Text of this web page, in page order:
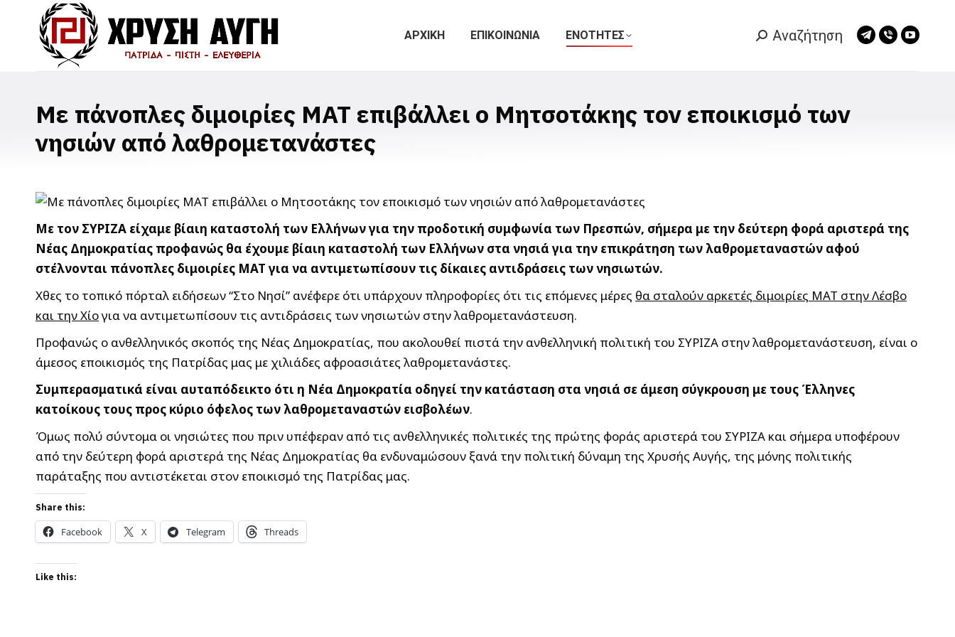
ΑΡΧΙΚΗ ΕΠΙΚΟΙΝΩΝΙΑ ΕΝΟΤΗΤΕΣ Search:
Αναζήτηση
Telegram
Viber
Με πάνοπλες διμοιρίες ΜΑΤ επιβάλλει ο Μητσοτάκης τον εποικισμό των
νησιών από λαθρομετανάστες
Με τον ΣΥΡΙΖΑ είχαμε βίαιη καταστολή των Ελλήνων για την προδοτική συμφωνία των Πρεσπών, σήμερα με την δεύτερη φορά αριστερά της
Νέας Δημοκρατίας προφανώς θα έχουμε βίαιη καταστολή των Ελλήνων στα νησιά για την επικράτηση των λαθρομεταναστών αφού
στέλνονται πάνοπλες διμοιρίες ΜΑΤ για να αντιμετωπίσουν τις δίκαιες αντιδράσεις των νησιωτών.
Χθες το τοπικό πόρταλ ειδήσεων “Στο Νησί” ανέφερε ότι υπάρχουν πληροφορίες ότι τις επόμενες μέρες θα σταλούν αρκετές διμοιρίες ΜΑΤ στην Λέσβο
και την Χίογια να αντιμετωπίσουν τις αντιδράσεις των νησιωτών στην λαθρομετανάστευση.
Προφανώς ο ανθελληνικός σκοπός της Νέας Δημοκρατίας, που ακολουθεί πιστά την ανθελληνική πολιτική του ΣΥΡΙΖΑ στην λαθρομετανάστευση, είναι ο
άμεσος εποικισμός της Πατρίδας μας με χιλιάδες αφροασιάτες λαθρομετανάστες.
Συμπερασματικά είναι αυταπόδεικτο ότι η Νέα Δημοκρατία οδηγεί την κατάσταση στα νησιά σε άμεση σύγκρουση με τους Έλληνες
κατοίκους τους προς κύριο όφελος των λαθρομεταναστών εισβολέων.
Όμως πολύ σύντομα οι νησιώτες που πριν υπέφεραν από τις ανθελληνικές πολιτικές της πρώτης φοράς αριστερά του ΣΥΡΙΖΑ και σήμερα υποφέρουν
από την δεύτερη φορά αριστερά της Νέας Δημοκρατίας θα ενδυναμώσουν ξανά την πολιτική δύναμη της Χρυσής Αυγής, της μόνης πολιτικής
παράταξης που αντιστέκεται στον εποικισμό της Πατρίδας μας.
Share this:
Facebook X Telegram Threads
Like this: